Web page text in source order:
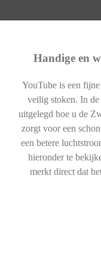
Handige en
YouTube is een
veilig stoken. In
uitgelegd hoe u de
zorgt voor een
een betere
hieronder te
merkt direct dat